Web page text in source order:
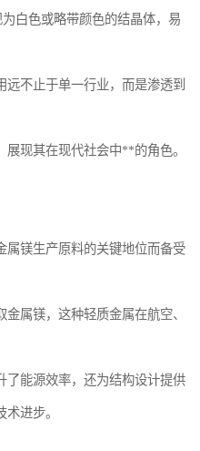
白色或略带颜色的结晶体，易
不止于单一行业，而是渗透到
现其在现代社会中**的角色。
属镁生产原料的关键地位而备受
属镁，这种轻质金属在航空、
了能源效率，还为结构设计提供
进步。